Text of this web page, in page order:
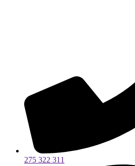
275 322 311